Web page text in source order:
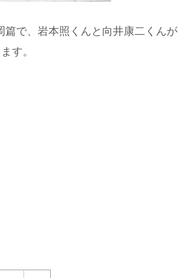
で、岩本照くんと向井康二くんが
す。